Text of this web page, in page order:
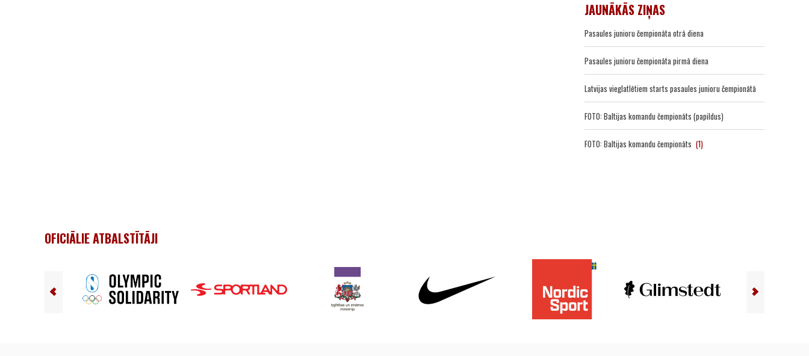
JAUNĀKĀS ZIŅAS
Pasaules junioru čempionāta otrā diena
Pasaules junioru čempionāta pirmā diena
Latvijas vieglatlētiem starts pasaules junioru čempionātā
FOTO: Baltijas komandu čempionāts (papildus)
FOTO: Baltijas komandu čempionāts (1)
OFICIĀLIE ATBALSTĪTĀJI